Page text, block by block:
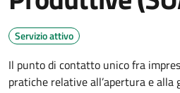
Servizio attivo
Il punto di contatto unico fra
pratiche relative all’apertura e alla